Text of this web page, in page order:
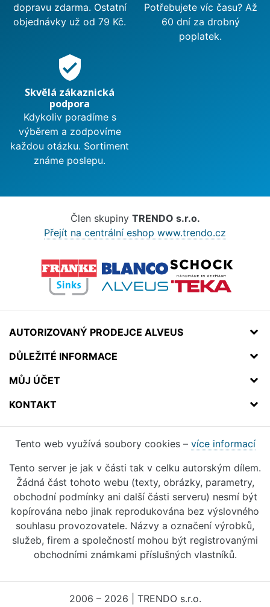
dopravu zdarma. Ostatní
objednávky už od 79 Kč.
Potřebujete víc času? Až
60 dní za drobný
poplatek.
verified_user
Skvělá zákaznická
podpora
Kdykoliv poradíme s
výběrem a zodpovíme
každou otázku. Sortiment
známe poslepu.
Člen skupiny TRENDO s.r.o.
Přejít na centrální eshop www.trendo.cz
AUTORIZOVANÝ PRODEJCE ALVEUS
DŮLEŽITÉ INFORMACE
MŮJ ÚČET
KONTAKT
Tento web využívá soubory cookies – více informací
Tento server je jak v části tak v celku autorským dílem.
Žádná část tohoto webu (texty, obrázky, parametry,
obchodní podmínky ani další části serveru) nesmí být
kopírována nebo jinak reprodukována bez výslovného
souhlasu provozovatele. Názvy a označení výrobků,
služeb, firem a společností mohou být registrovanými
obchodními známkami příslušných vlastníků.
2006 – 2026 | TRENDO s.r.o.